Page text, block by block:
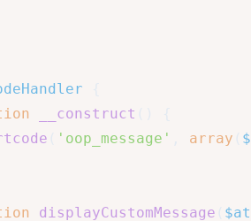
__construct
'oop_message' array
displayCustomMessage